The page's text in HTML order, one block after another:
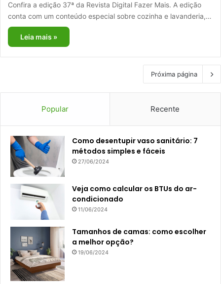
Confira a edição 37ª da Revista Digital Fazer Mais. A edição
conta com um conteúdo especial sobre cozinha e lavanderia,…
Leia mais »
Próxima página
Popular Recente
Como desentupir vaso sanitário: 7
métodos simples e fáceis
27/06/2024
Veja como calcular os BTUs do ar-
condicionado
11/06/2024
Tamanhos de camas: como escolher
a melhor opção?
19/06/2024